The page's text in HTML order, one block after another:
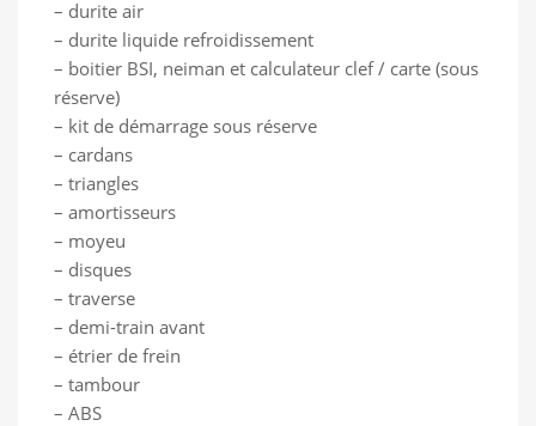
– durite air
– durite liquide refroidissement
– boitier BSI, neiman et calculateur clef / carte (sous
réserve)
– kit de démarrage sous réserve
– cardans
– triangles
– amortisseurs
– moyeu
– disques
– traverse
– demi-train avant
– étrier de frein
– tambour
– ABS